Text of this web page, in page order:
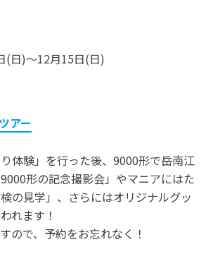
日)～12月15日(日)
アー
体験」を行った後、9000形で岳南江
形の記念撮影会」やマニアにはた
の見学」、さらにはオリジナルグッ
れます！
ので、予約をお忘れなく！